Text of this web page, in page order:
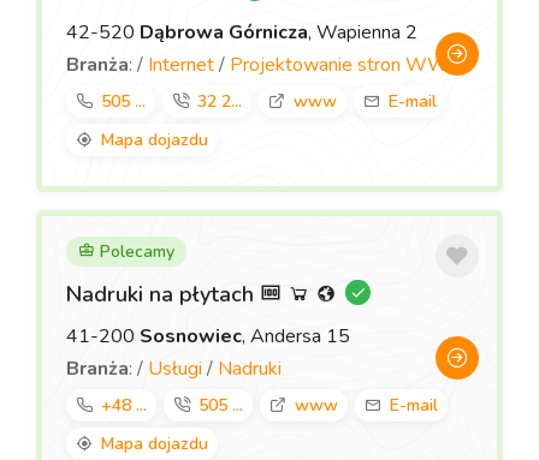
42-520 Dąbrowa Górnicza, Wapienna 2
Branża: / Internet/ Projektowanie stron WWW
505 ... 32 2... www
E-mail
Mapa dojazdu
Polecamy
Nadruki na płytach
41-200 Sosnowiec, Andersa 15
Branża: / Usługi / Nadruki
+48 ... 505 ... www
E-mail
Mapa dojazdu